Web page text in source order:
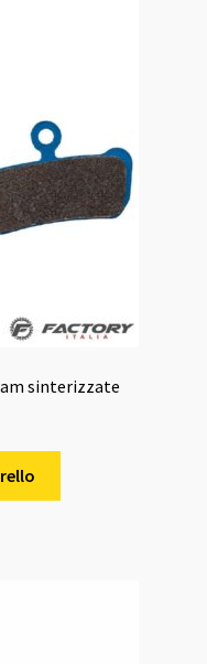
sinterizzate